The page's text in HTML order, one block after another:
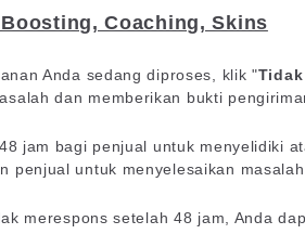
Coaching, Skins
Anda sedang diproses, klik "
dan memberikan bukti
jam bagi penjual untuk menyelidiki
penjual untuk menyelesaikan masalah
merespons setelah 48 jam, Anda